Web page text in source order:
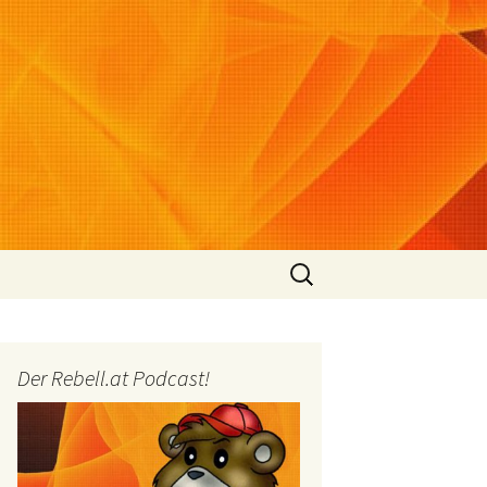
Suchen
nach:
Der Rebell.at Podcast!